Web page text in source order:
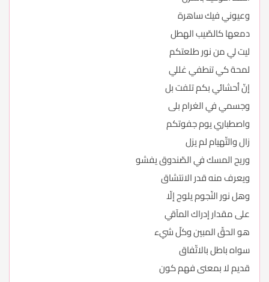
وعيوني فيك ساهرة
دمعها كالصّيب الهطل
ليت لي من نور طلعتكم
لمحة كي تنطفي غللي
إنّ أحشائي بكم تلفت بل
وجسمي في الغرام بلى
واصطباري يوم جفوتكم
زال والتّهيام لم يزل
وريح المسك في الصّندوق يفشو
ويعرف منه قدر الانتشاق
وهل نور النّجوم يلوح إلّا
على مقدار إدراك المآقي
هو الحقّ المبين وكلّ شيء
سواه باطل بالاتّفاق
قديم لا بمعنى فهم كون